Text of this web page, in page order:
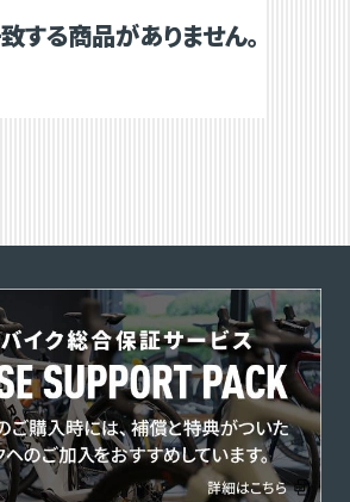
する商品がありません。